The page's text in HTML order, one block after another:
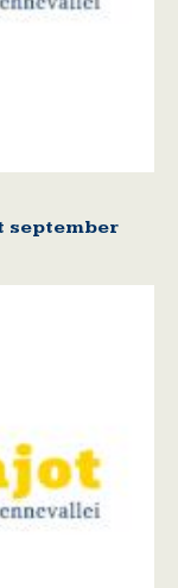
september